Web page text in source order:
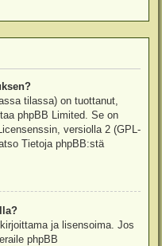
tilassa) on tuottanut,
phpBB Limited . Se on
versiolla 2 (GPL-
Tietoja phpBB:stä
ja lisensoima. Jos
phpBB